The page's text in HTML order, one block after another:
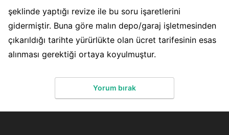
şeklinde yaptığı revize ile bu soru işaretlerini
gidermiştir. Buna göre malın depo/garaj işletmesinden
çıkarıldığı tarihte yürürlükte olan ücret tarifesinin esas
alınması gerektiği ortaya koyulmuştur.
Yorum bırak